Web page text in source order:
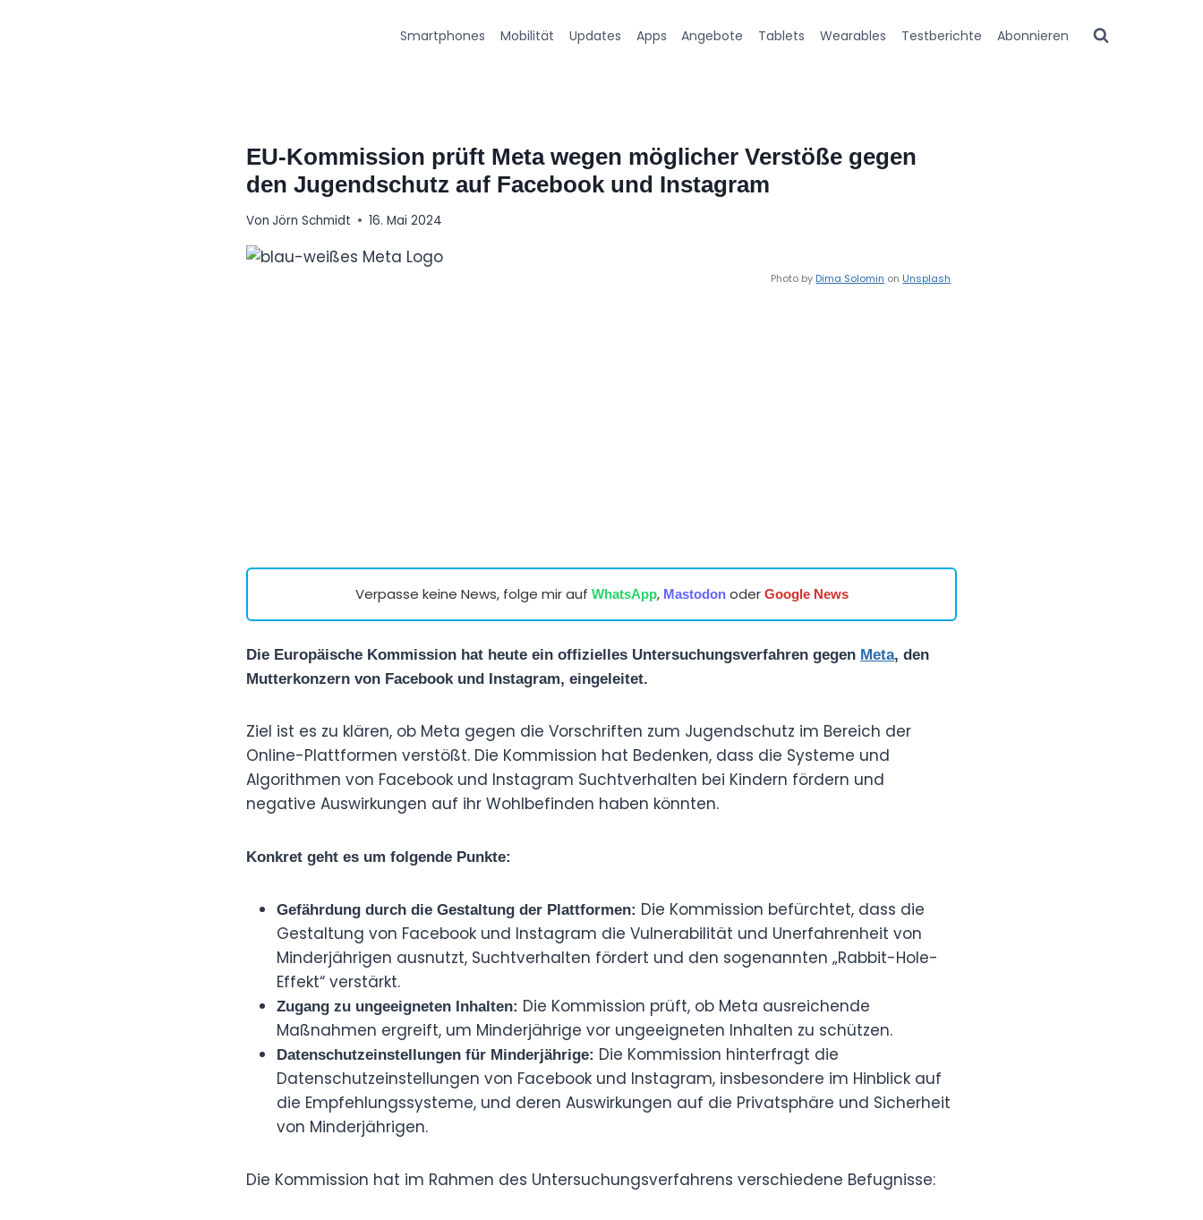
Smartphones Mobilität Updates Apps Angebote Tablets Wearables Testberichte Abonnieren
EU-Kommission prüft Meta wegen möglicher Verstöße gegen
den Jugendschutz auf Facebook und Instagram
Von Jörn Schmidt 16. Mai 2024
Photo by Dima Solomin on Unsplash
Verpasse keine News, folge mir auf WhatsApp, Mastodonoder Google News
Die Europäische Kommission hat heute ein offizielles Untersuchungsverfahren gegen Meta, den
Mutterkonzern von Facebook und Instagram, eingeleitet.
Ziel ist es zu klären, ob Meta gegen die Vorschriften zum Jugendschutz im Bereich der
Online-Plattformen verstößt. Die Kommission hat Bedenken, dass die Systeme und
Algorithmen von Facebook und Instagram Suchtverhalten bei Kindern fördern und
negative Auswirkungen auf ihr Wohlbefinden haben könnten.
Konkret geht es um folgende Punkte:
Gefährdung durch die Gestaltung der Plattformen: Die Kommission befürchtet, dass die
Gestaltung von Facebook und Instagram die Vulnerabilität und Unerfahrenheit von
Minderjährigen ausnutzt, Suchtverhalten fördert und den sogenannten „Rabbit-Hole-
Effekt“ verstärkt.
Zugang zu ungeeigneten Inhalten: Die Kommission prüft, ob Meta ausreichende
Maßnahmen ergreift, um Minderjährige vor ungeeigneten Inhalten zu schützen.
Datenschutzeinstellungen für Minderjährige: Die Kommission hinterfragt die
Datenschutzeinstellungen von Facebook und Instagram, insbesondere im Hinblick auf
die Empfehlungssysteme, und deren Auswirkungen auf die Privatsphäre und Sicherheit
von Minderjährigen.
Die Kommission hat im Rahmen des Untersuchungsverfahrens verschiedene Befugnisse: